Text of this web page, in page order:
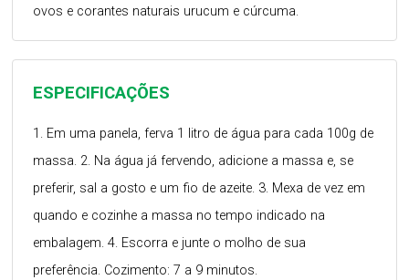
ESPECIFICAÇÕES
1. Em uma panela, ferva 1 litro de água para cada 100g de
massa. 2. Na água já fervendo, adicione a massa e, se
preferir, sal a gosto e um fio de azeite. 3. Mexa de vez em
quando e cozinhe a massa no tempo indicado na
embalagem. 4. Escorra e junte o molho de sua
preferência. Cozimento: 7 a 9 minutos.
ovos e corantes naturais urucum e cúrcuma.